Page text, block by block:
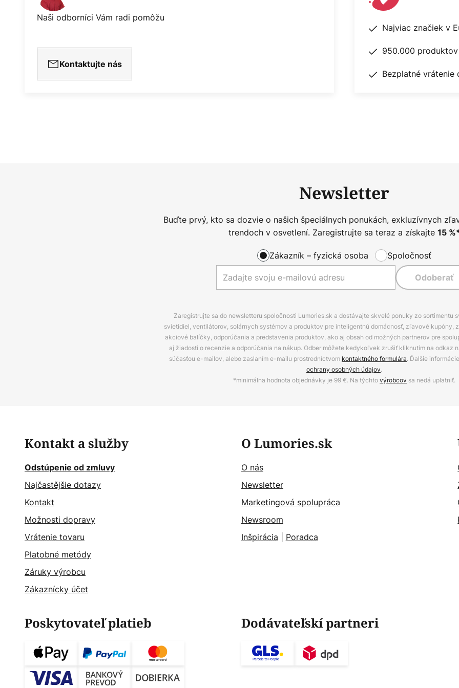
Naši odborníci Vám radi pomôžu
Kontaktujte nás
Najviac značiek v
950.000
Bezplatné vrátenie
Newsletter
Buďte prvý, kto sa dozvie o našich špeciálnych ponukách, exkluzívnych
trendoch v osvetlení. Zaregistrujte sa teraz a získajte 15
Zákazník – fyzická osoba Spoločnosť
Odoberať
Zaregistrujte sa do newsletteru spoločnosti Lumories.sk a dostávajte skvelé ponuky zo sortimentu
svietidiel, ventilátorov, solárnych systémov a produktov pre inteligentnú domácnosť, zľavové kupóny,
akciové balíčky, odporúčania a predstavenia produktov, ako aj obsah od možných partnerov pre
aj žiadosti o recenzie a odporúčania na nákup. Odber môžete kedykoľvek zrušiť kliknutím na odkaz
súčasťou e-mailov, alebo zaslaním e-mailu prostredníctvom kontaktného formulára. Ďalšie
ochrany osobných údajov.
*minimálna hodnota objednávky je 99 €. Na týchtovýrobcov sa nedá uplatniť.
Kontakt a služby
Odstúpenie od zmluvy
Najčastějšie dotazy
Kontakt
Možnosti dopravy
Vrátenie tovaru
Platobné metódy
Záruky výrobcu
Zákaznícky účet
O Lumories.sk
O nás
Newsletter
Marketingová spolupráca
Newsroom
Inšpirácia
Poradca
Poskytovateľ platieb Dodávateľskí partneri